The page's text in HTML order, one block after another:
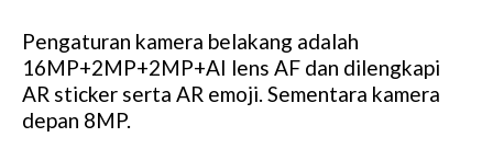
Pengaturan kamera belakang adalah
16MP+2MP+2MP+AI lens AF dan dilengkapi
AR sticker serta AR emoji. Sementara kamera
depan 8MP.